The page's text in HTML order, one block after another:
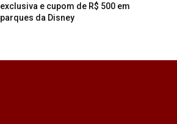
exclusiva e cupom de R$ 500 em
parques da Disney